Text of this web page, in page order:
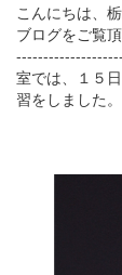
こんにちは、
ブログをご覧
室では、１５
習をしました